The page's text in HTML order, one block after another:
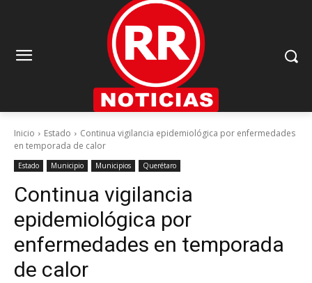
Inicio Estado
Continua vigilancia epidemiológica por enfermedades
en temporada de calor
Estado Municipio Municipios Querétaro
Continua vigilancia
epidemiológica por
enfermedades en temporada
de calor